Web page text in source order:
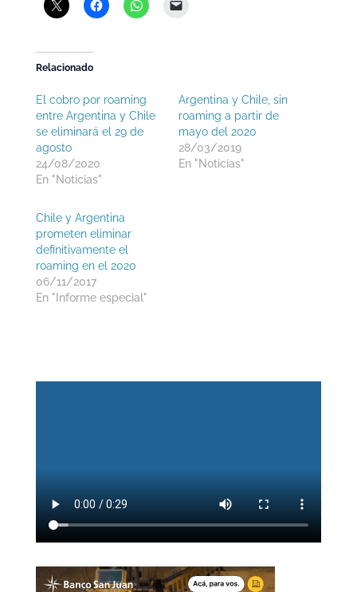
Relacionado
El cobro por roaming
entre Argentina y Chile
se eliminará el 29 de
agosto
24/08/2020
En "Noticias"
Argentina y Chile, sin
roaming a partir de
mayo del 2020
28/03/2019
En "Noticias"
Chile y Argentina
prometen eliminar
definitivamente el
roaming en el 2020
06/11/2017
En "Informe especial"